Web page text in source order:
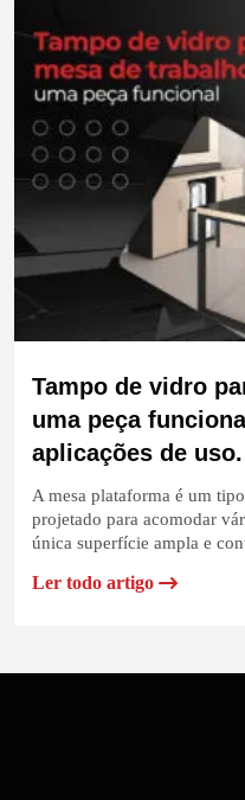
Tampo de vidro
uma peça
aplicações de uso.
A mesa plataforma é um
projetado para acomodar
única superfície ampla e
Ler todo artigo